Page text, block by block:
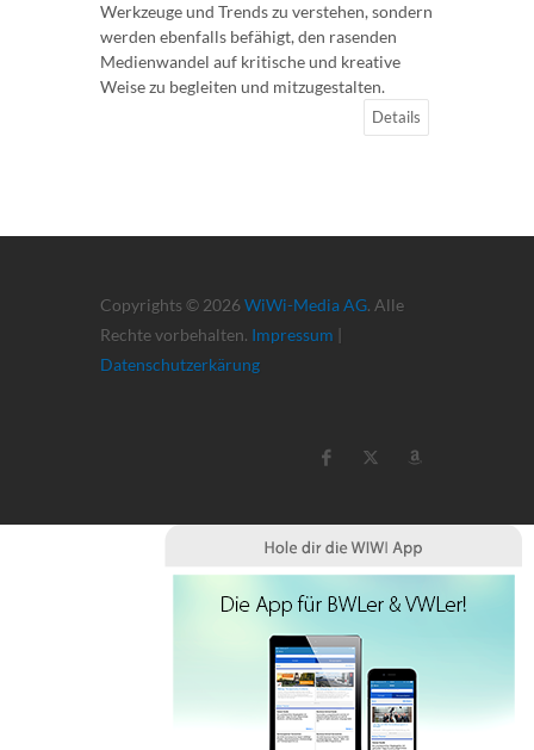
Werkzeuge und Trends zu verstehen, sondern
werden ebenfalls befähigt, den rasenden
Medienwandel auf kritische und kreative
Weise zu begleiten und mitzugestalten.
Details
Copyrights © 2026 WiWi-Media AG. Alle
Rechte vorbehalten. Impressum |
Datenschutzerkärung